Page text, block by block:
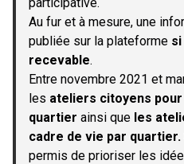
Au fur et à mesure, une
publiée sur la plateforme
recevable.
Entre novembre 2021 et
les ateliers citoyens pour
quartier ainsi que les
cadre de vie par quartier.
permis de prioriser les